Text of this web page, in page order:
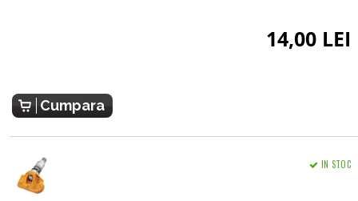
14,00 LEI
Cumpara
IN STOC